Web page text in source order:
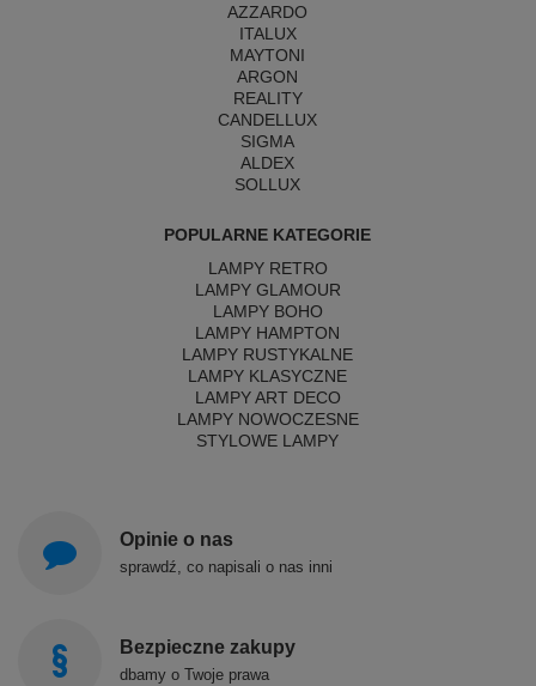
AZZARDO
ITALUX
MAYTONI
ARGON
REALITY
CANDELLUX
SIGMA
ALDEX
SOLLUX
POPULARNE KATEGORIE
LAMPY RETRO
LAMPY GLAMOUR
LAMPY BOHO
LAMPY HAMPTON
LAMPY RUSTYKALNE
LAMPY KLASYCZNE
LAMPY ART DECO
LAMPY NOWOCZESNE
STYLOWE LAMPY
Opinie o nas
sprawdź, co napisali o nas inni
Bezpieczne zakupy
dbamy o Twoje prawa